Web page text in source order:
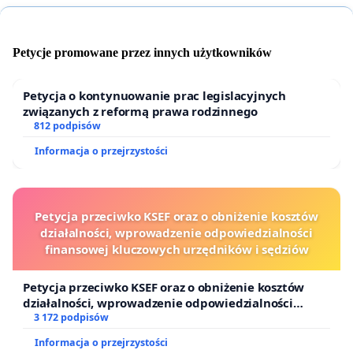
Petycje promowane przez innych użytkowników
Petycja o kontynuowanie prac legislacyjnych
związanych z reformą prawa rodzinnego
812 podpisów
Informacja o przejrzystości
Petycja przeciwko KSEF oraz o obniżenie kosztów
działalności, wprowadzenie odpowiedzialności
finansowej kluczowych urzędników i sędziów
Petycja przeciwko KSEF oraz o obniżenie kosztów
działalności, wprowadzenie odpowiedzialności
finansowej kluczowych urzędników i sędziów
3 172 podpisów
Informacja o przejrzystości